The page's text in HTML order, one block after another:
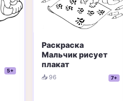
5+
Раскраска
Мальчик рисует
плакат
📥 96 7+